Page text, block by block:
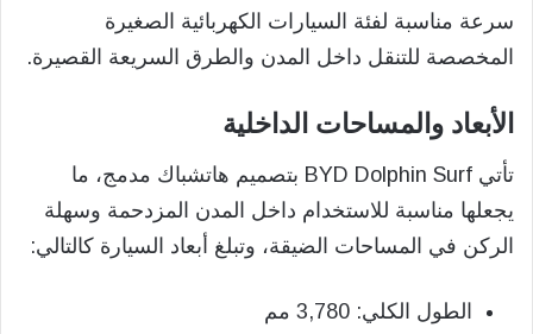
سرعة مناسبة لفئة السيارات الكهربائية الصغيرة
المخصصة للتنقل داخل المدن والطرق السريعة القصيرة.
الأبعاد والمساحات الداخلية
تأتي BYD Dolphin Surf بتصميم هاتشباك مدمج، ما
يجعلها مناسبة للاستخدام داخل المدن المزدحمة وسهلة
الركن في المساحات الضيقة، وتبلغ أبعاد السيارة كالتالي:
الطول الكلي: 3,780 مم